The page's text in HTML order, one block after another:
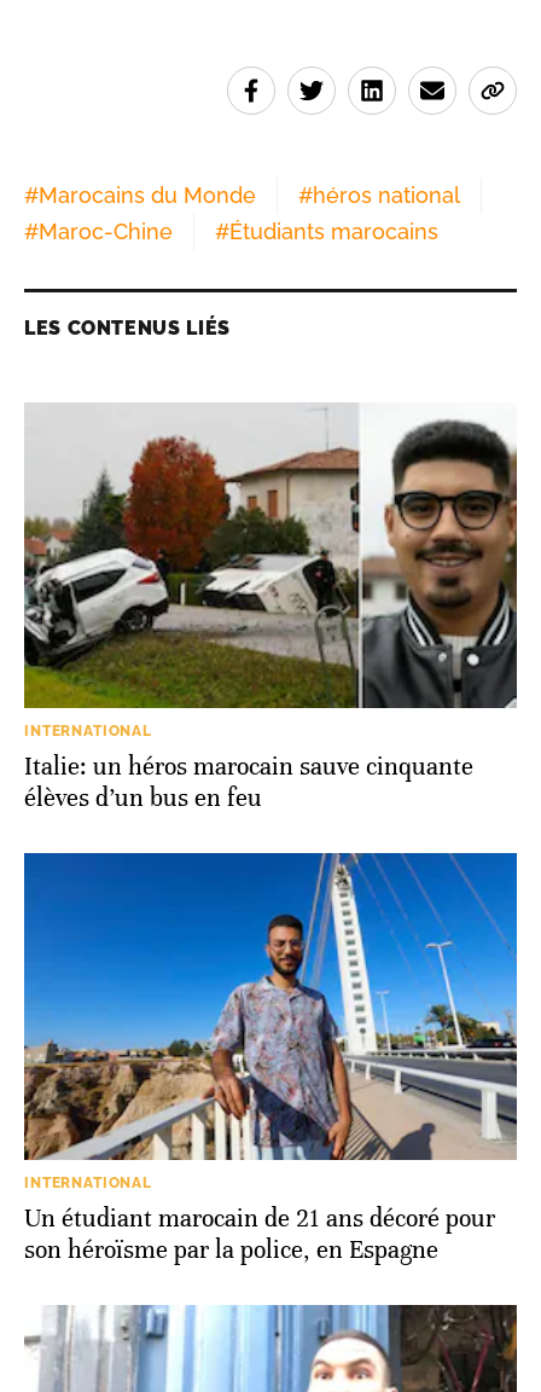
#Marocains du Monde #héros national
#Maroc-Chine #Étudiants marocains
LES CONTENUS LIÉS
INTERNATIONAL
Italie: un héros marocain sauve cinquante
élèves d’un bus en feu
INTERNATIONAL
Un étudiant marocain de 21 ans décoré pour
son héroïsme par la police, en Espagne